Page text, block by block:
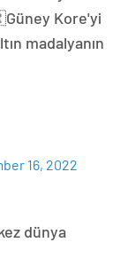
Kore'yi
madalyanın
16, 2022
dünya